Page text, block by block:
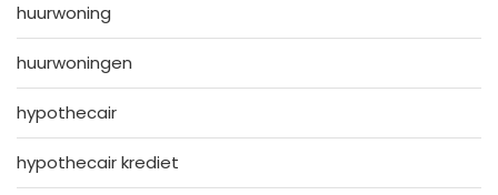
huurwoning
huurwoningen
hypothecair
hypothecair krediet